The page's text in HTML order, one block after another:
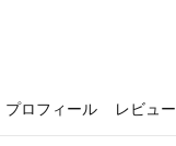
プロフィール レビュー